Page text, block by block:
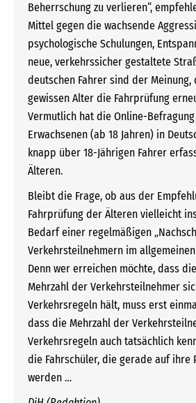
Beherrschung zu verlieren“,
Mittel gegen die wachsende
psychologische Schulungen,
neue, verkehrssicher gestaltete
deutschen Fahrer sind der Meinung,
gewissen Alter die Fahrprüfung
Vermutlich hat die Online-Befragung
Erwachsenen (ab 18 Jahren) in
knapp über 18-Jährigen Fahrer
Älteren.
Bleibt die Frage, ob aus der
Fahrprüfung der Älteren vielleicht
Bedarf einer regelmäßigen
Verkehrsteilnehmern im
Denn wer erreichen möchte, dass
Mehrzahl der Verkehrsteilnehmer
Verkehrsregeln hält, muss erst
dass die Mehrzahl der
Verkehrsregeln auch tatsächlich
die Fahrschüler, die gerade auf ihre
werden …